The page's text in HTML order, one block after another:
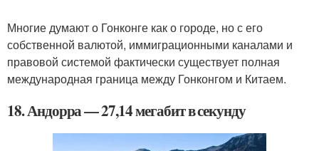
Многие думают о Гонконге как о городе, но с его
собственной валютой, иммиграционными каналами и
правовой системой фактически существует полная
международная граница между Гонконгом и Китаем.
18. Андорра — 27,14 мегабит в секунду